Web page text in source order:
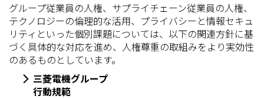
グループ従業員の人権、サプライチェーン従業員の人権、
テクノロジーの倫理的な活用、プライバシーと情報セキュ
リティといった個別課題については、以下の関連方針に基
づく具体的な対応を進め、人権尊重の取組みをより実効性
のあるものとしています。
三菱電機グループ
行動規範